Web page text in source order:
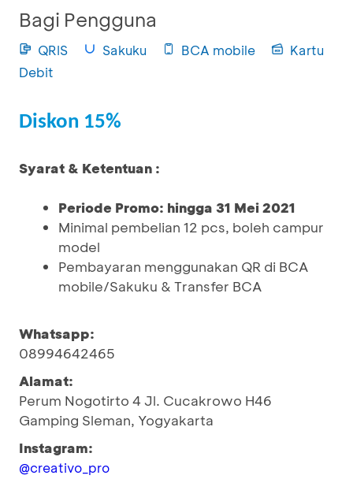
Bagi Pengguna
QRIS Sakuku BCA mobile
Kartu
Debit
Diskon 15%
Syarat & Ketentuan :
Periode Promo: hingga 31 Mei 2021
Minimal pembelian 12 pcs, boleh campur
model
Pembayaran menggunakan QR di BCA
mobile/Sakuku & Transfer BCA
Whatsapp:
08994642465
Alamat:
Perum Nogotirto 4 Jl. Cucakrowo H46
Gamping Sleman, Yogyakarta
Instagram:
@creativo_pro